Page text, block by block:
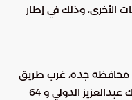
الأخرى، وذلك في إطار
محافظة جدة، غرب طريق
الساحل، على بعد 77 كم من مطار الملك عبدالعزيز الدولي و 64